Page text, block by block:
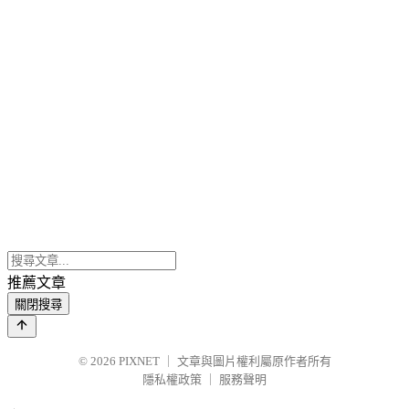
推薦文章
關閉搜尋
© 2026 PIXNET
文章與圖片權利屬原作者所有
隱私權政策
服務聲明